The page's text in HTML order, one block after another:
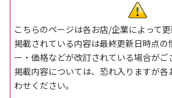
こちらのページは各お店/企業によって更
掲載されている内容は最終更新日時点の
ー・価格などが改訂されている場合がご
掲載内容については、恐れ入りますが
わせください。